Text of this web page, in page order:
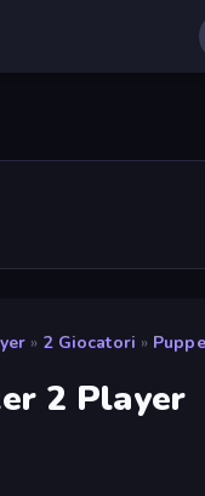
» 2 Giocatori »
2 Player